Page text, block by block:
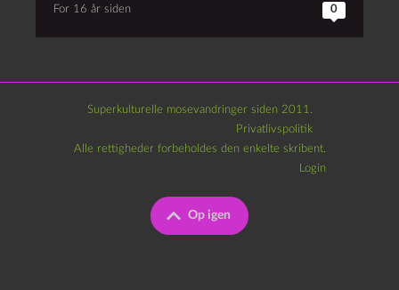
For 16 år siden 0
Superkulturelle mosevandringer siden 2011.
Privatlivspolitik
Op igen
Alle rettigheder forbeholdes den enkelte skribent.
Login